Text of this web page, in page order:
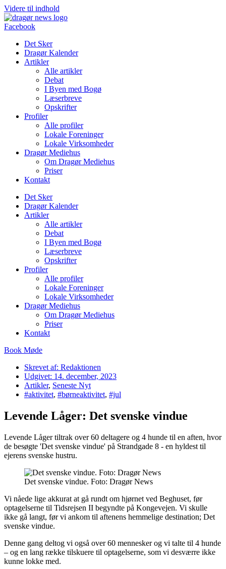
Videre til indhold
Facebook
Det Sker
Dragør Kalender
Artikler
Alle artikler
Debat
I Byen med Bogø
Læserbreve
Opskrifter
Profiler
Alle profiler
Lokale Foreninger
Lokale Virksomheder
Dragør Mediehus
Om Dragør Mediehus
Priser
Kontakt
Det Sker
Dragør Kalender
Artikler
Alle artikler
Debat
I Byen med Bogø
Læserbreve
Opskrifter
Profiler
Alle profiler
Lokale Foreninger
Lokale Virksomheder
Dragør Mediehus
Om Dragør Mediehus
Priser
Kontakt
Book Møde
Skrevet af: Redaktionen
Udgivet: 14. december, 2023
Artikler, Seneste Nyt
#aktivitet, #børneaktivitet, #jul
Levende Låger: Det svenske vindue
Levende Låger tiltrak over 60 deltagere og 4 hunde til en aften, hvor
de besøgte 'Det svenske vindue' på Strandgade 8 - en hyldest til
ejerens svenske hustru.
Det svenske vindue. Foto: Dragør News
Vi nåede lige akkurat at gå rundt om hjørnet ved Beghuset, før
optagelserne til Tidsrejsen II begyndte på Kongevejen. Vi skulle
ikke gå langt, før vi ankom til aftenens hemmelige destination; Det
svenske vindue.
Denne gang deltog vi også over 60 mennesker og vi talte til 4 hunde
– og en lang række tilskuere til optagelserne, som vi desværre ikke
kunne lokke med.